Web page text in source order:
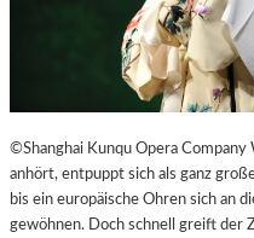
©Shanghai Kunqu Opera Company
anhört, entpuppt sich als ganz
bis ein europäische Ohren sich an
gewöhnen. Doch schnell greift der